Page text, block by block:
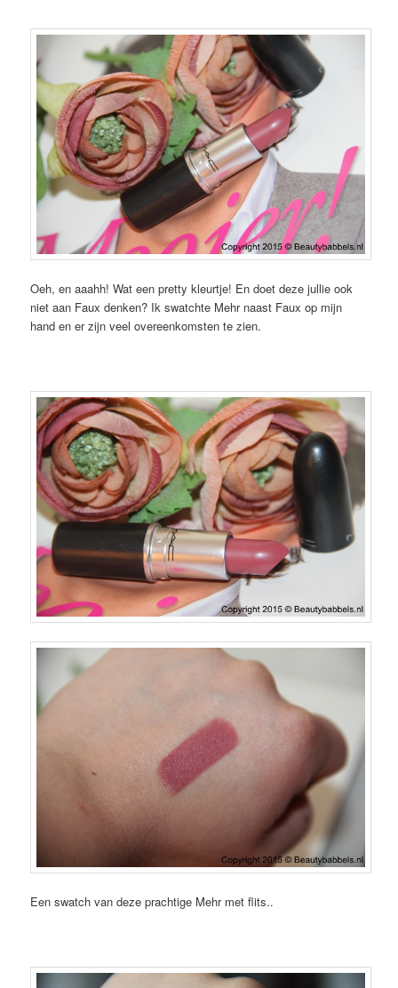
Oeh, en aaahh! Wat een pretty kleurtje! En doet deze jullie ook
niet aan Faux denken? Ik swatchte Mehr naast Faux op mijn
hand en er zijn veel overeenkomsten te zien.
Een swatch van deze prachtige Mehr met flits..